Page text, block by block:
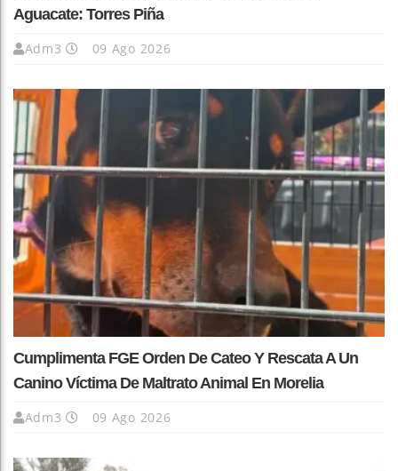
Aguacate: Torres Piña
Adm3 09 Ago 2026
Cumplimenta FGE Orden De Cateo Y Rescata A Un
Canino Víctima De Maltrato Animal En Morelia
Adm3 09 Ago 2026